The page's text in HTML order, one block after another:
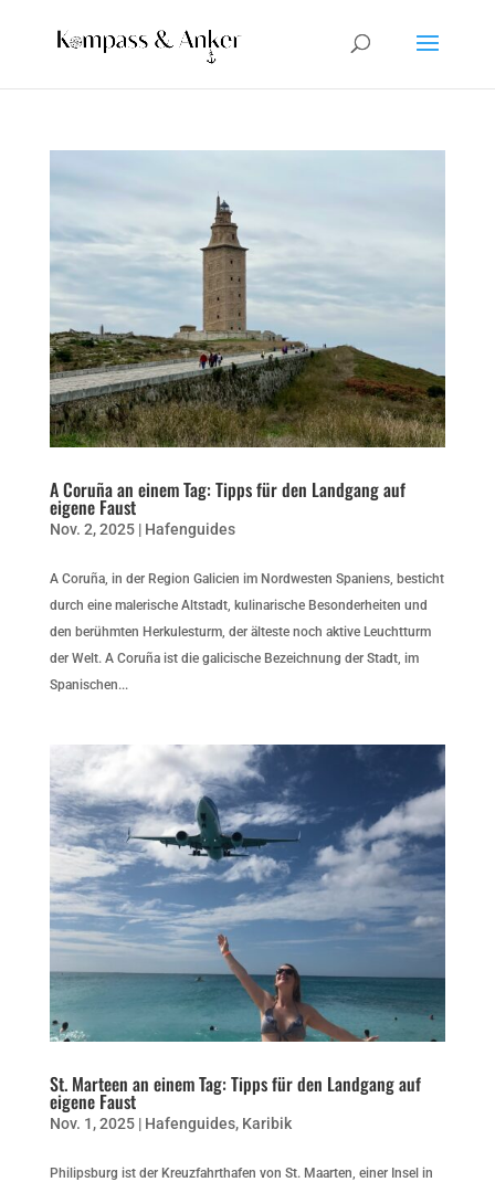
A Coruña an einem Tag: Tipps für den Landgang auf
eigene Faust
Nov. 2, 2025| Hafenguides
A Coruña, in der Region Galicien im Nordwesten Spaniens, besticht
durch eine malerische Altstadt, kulinarische Besonderheiten und
den berühmten Herkulesturm, der älteste noch aktive Leuchtturm
der Welt. A Coruña ist die galicische Bezeichnung der Stadt, im
Spanischen...
St. Marteen an einem Tag: Tipps für den Landgang auf
eigene Faust
Nov. 1, 2025| Hafenguides, Karibik
Philipsburg ist der Kreuzfahrthafen von St. Maarten, einer Insel in